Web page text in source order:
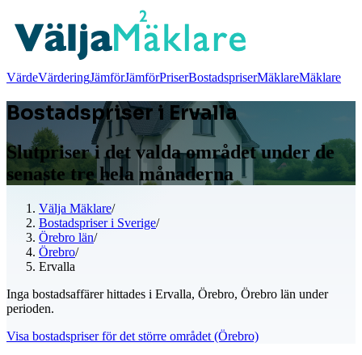
VärdeVärderingJämförJämförPriserBostadspriserMäklareMäklare
Bostadspriser i Ervalla
Slutpriser i det valda området under de
senaste tre hela månaderna
Välja Mäklare/
Bostadspriser i Sverige/
Örebro län/
Örebro/
Ervalla
Inga bostadsaffärer hittades i Ervalla, Örebro, Örebro län under
perioden.
Visa bostadspriser för det större området (Örebro)